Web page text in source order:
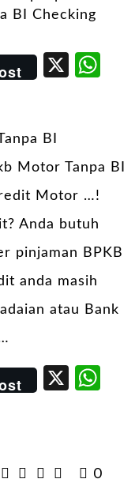
X
BI
Motor Tanpa BI
Motor …!
Anda butuh
pinjaman BPKB
anda masih
atau Bank
X
0